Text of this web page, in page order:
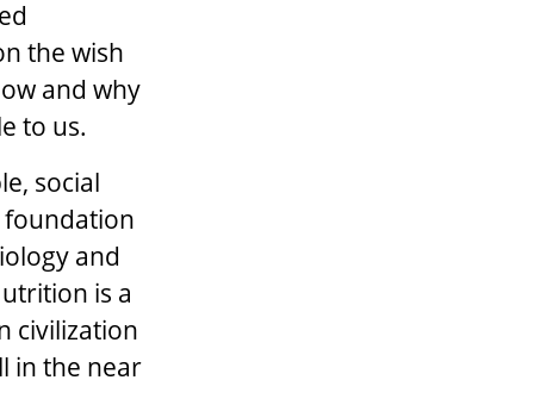
the wish
and why
to us.
social
foundation
and
is a
civilization
in the near